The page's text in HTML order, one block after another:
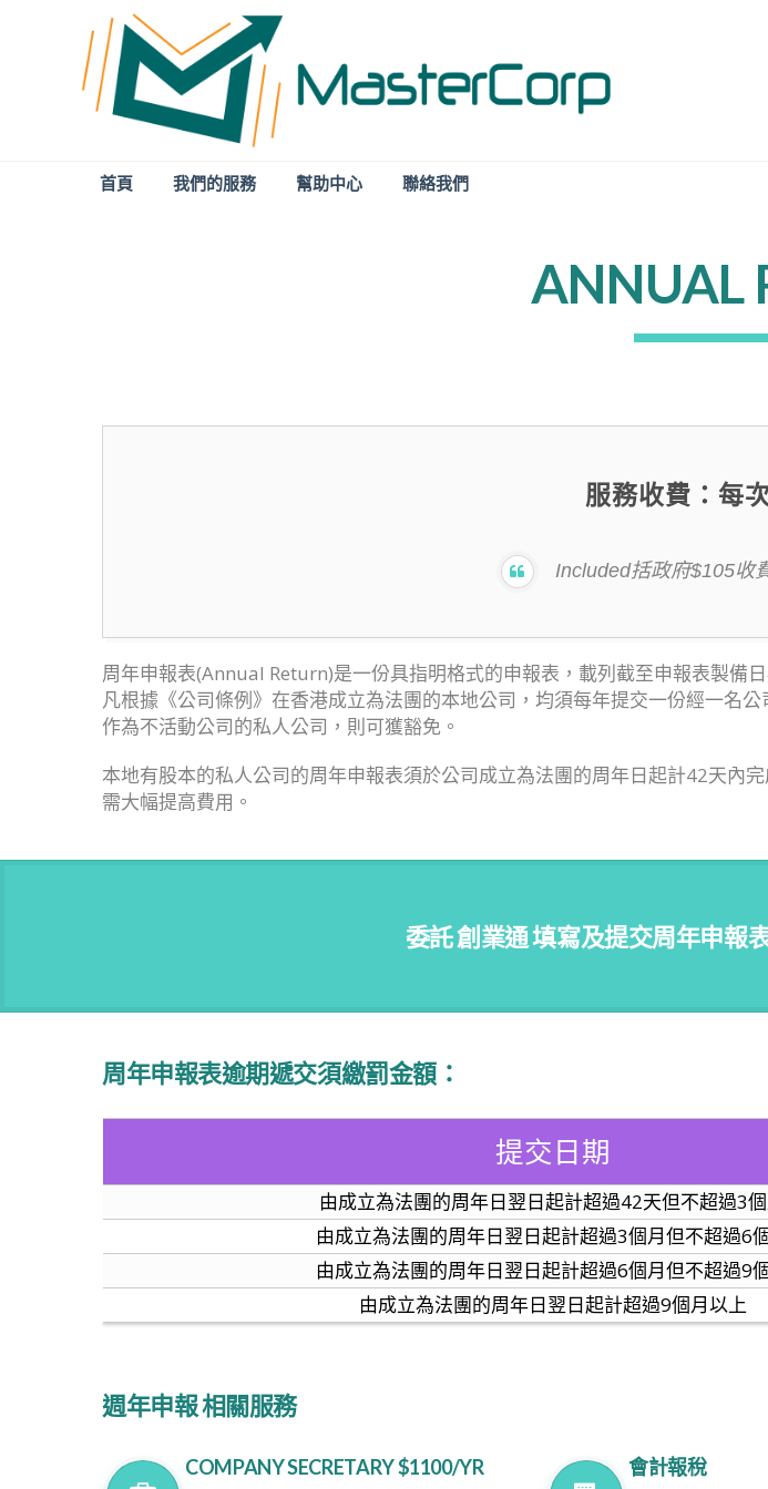
首頁 我們的服務 幫助中心 聯絡我們
ANNUAL
服務收費：每
Included括政府$105收
周年申報表(Annual Return)是一份具指明格式的申報表，載列截至申報表製備
凡根據《公司條例》在香港成立為法團的本地公司，均須每年提交一份經一名
作為不活動公司的私人公司，則可獲豁免。
本地有股本的私人公司的周年申報表須於公司成立為法團的周年日起計42天內
需大幅提高費用。
委託 創業通 填寫及提交周年申報
周年申報表逾期遞交須繳罰金額：
提交日期
由成立為法團的周年日翌日起計超過42天但不超過3
由成立為法團的周年日翌日起計超過3個月但不超過6
由成立為法團的周年日翌日起計超過6個月但不超過9
由成立為法團的周年日翌日起計超過9個月以上
週年申報 相關服務
COMPANY SECRETARY $1100/YR 會計報稅